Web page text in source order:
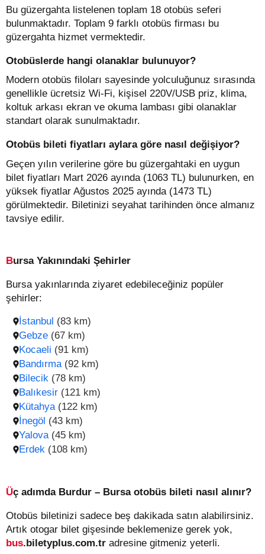
Bu güzergahta listelenen toplam 18 otobüs seferi
bulunmaktadır. Toplam 9 farklı otobüs firması bu
güzergahta hizmet vermektedir.
Otobüslerde hangi olanaklar bulunuyor?
Modern otobüs filoları sayesinde yolculuğunuz sırasında
genellikle ücretsiz Wi-Fi, kişisel 220V/USB priz, klima,
koltuk arkası ekran ve okuma lambası gibi olanaklar
standart olarak sunulmaktadır.
Otobüs bileti fiyatları aylara göre nasıl değişiyor?
Geçen yılın verilerine göre bu güzergahtaki en uygun
bilet fiyatları Mart 2026 ayında (1063 TL) bulunurken, en
yüksek fiyatlar Ağustos 2025 ayında (1473 TL)
görülmektedir. Biletinizi seyahat tarihinden önce almanız
tavsiye edilir.
Bursa Yakınındaki Şehirler
Bursa yakınlarında ziyaret edebileceğiniz popüler
şehirler:
İstanbul (83 km)
Balıkesir (121 km)
Gebze (67 km)
Kütahya (122 km)
Kocaeli (91 km)
İnegöl (43 km)
Bandırma (92 km)
Yalova (45 km)
Bilecik (78 km)
Erdek (108 km)
Üç adımda Burdur – Bursa otobüs bileti nasıl alınır?
Otobüs biletinizi sadece beş dakikada satın alabilirsiniz.
Artık otogar bilet gişesinde beklemenize gerek yok,
bus.biletyplus.com.tr adresine gitmeniz yeterli.